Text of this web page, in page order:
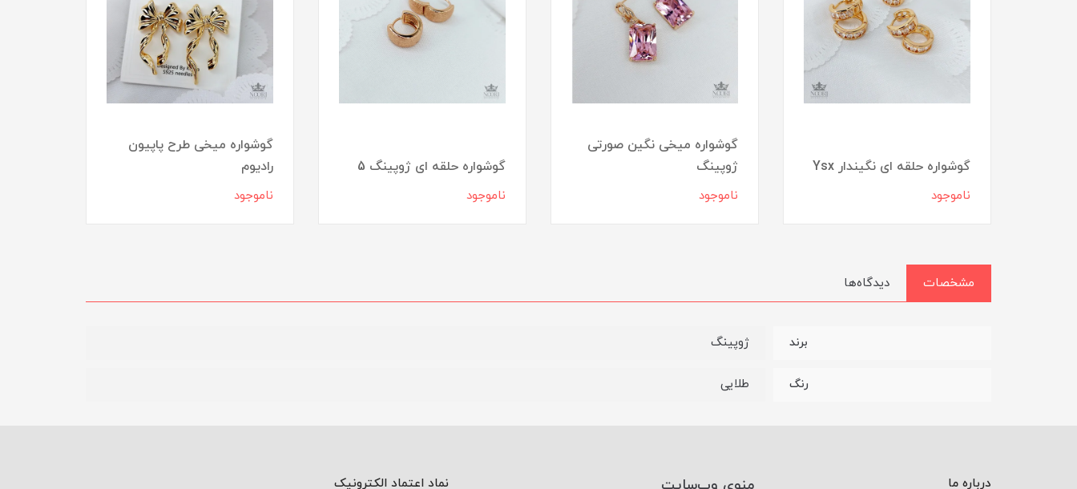
گوشواره حلقه ای نگیندار Ysx
ناموجود
گوشواره میخی نگین صورتی
ژوپینگ
ناموجود
گوشواره حلقه ای ژوپینگ 5
ناموجود
گوشواره میخی طرح پاپیون
رادیوم
ناموجود
مشخصات دیدگاه‌ها
برند ژوپینگ
رنگ طلایی
درباره ما نماد اعتماد الکترونیک